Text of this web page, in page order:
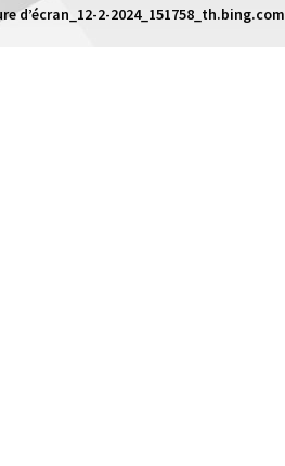
d’écran_12-2-2024_151758_th.bing.com